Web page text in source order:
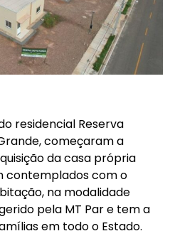
residencial Reserva
começaram a
da casa própria
contemplados com o
na modalidade
pela MT Par e tem a
em todo o Estado.